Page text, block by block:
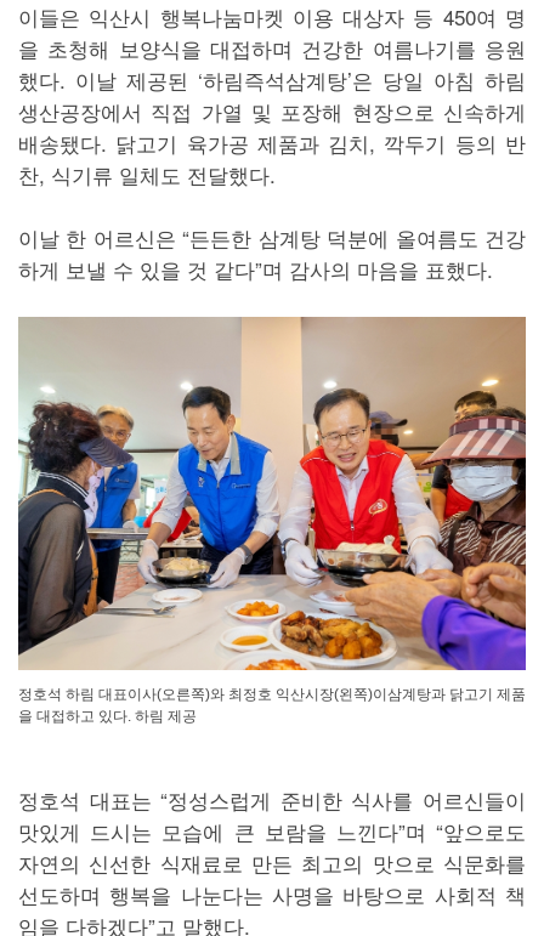
이들은 익산시 행복나눔마켓 이용 대상자 등 450여 명
을 초청해 보양식을 대접하며 건강한 여름나기를 응원
했다. 이날 제공된 ‘하림즉석삼계탕’은 당일 아침 하림
생산공장에서 직접 가열 및 포장해 현장으로 신속하게
배송됐다. 닭고기 육가공 제품과 김치, 깍두기 등의 반
찬, 식기류 일체도 전달했다.
이날 한 어르신은 “든든한 삼계탕 덕분에 올여름도 건강
하게 보낼 수 있을 것 같다”며 감사의 마음을 표했다.
정호석 하림 대표이사(오른쪽)와 최정호 익산시장(왼쪽)이삼계탕과 닭고기 제품
을 대접하고 있다. 하림 제공
정호석 대표는 “정성스럽게 준비한 식사를 어르신들이
맛있게 드시는 모습에 큰 보람을 느낀다”며 “앞으로도
자연의 신선한 식재료로 만든 최고의 맛으로 식문화를
선도하며 행복을 나눈다는 사명을 바탕으로 사회적 책
임을 다하겠다”고 말했다.